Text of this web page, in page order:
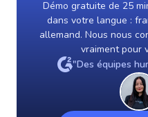
Démo gratuite de 25
dans votre langue :
allemand. Nous nous
vraiment pour
"Des équipes